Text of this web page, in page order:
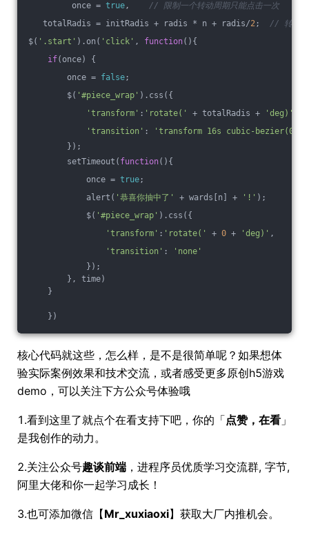
once = true, // 限制一个转动周期只能点击一次
totalRadis = initRadis + radis * n + radis/2; // 转动角
$( '.start' ).on( 'click' , function( ) {
if(once) {
once = false;
$( '#piece_wrap' ).css({
'transform' : 'rotate(' + totalRadis + 'deg)'
'transition' :
'transform 16s cubic-
});
setTimeout( function( ) {
once = true;
alert( '恭喜你抽中了' + wards[n] + '!' );
$( '#piece_wrap' ).css({
'transform' : 'rotate(' + 0 + 'deg)' ,
'transition' :
'none'
});
}, time)
}
})
核心代码就这些，怎么样，是不是很简单呢？如果想体
验实际案例效果和技术交流，或者感受更多原创h5游戏
demo，可以关注下方公众号体验哦
1.看到这里了就点个在看支持下吧，你的「点赞，在看 」
是我创作的动力。
2.关注公众号趣谈前端 ，进程序员优质学习交流群, 字节,
阿里大佬和你一起学习成长！
3.也可添加微信【Mr_xuxiaoxi】获取大厂内推机会。